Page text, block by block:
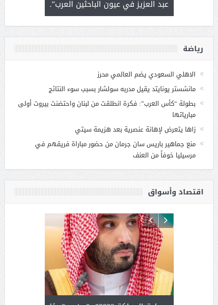
عبد العزيز في عيون الباحثين العرب”.
رياضة
الاهلي السعودي يضم العالمي محرز
مانشستر يونايتد يقيل مدربه سولشار بسبب سوء النتائج
بطولة “كأس العرب”: فكرة انطلقت من لبنان واحتضنت بيروت أولى
مبارياتها
زاها يتعرض لإهانة عنصرية بعد هزيمة سيتي
منع جماهير باريس سان جرمان من حضور مباراة فريقهم في
مرسيليا خوفاً من العنف
اقتصاد وأسواق